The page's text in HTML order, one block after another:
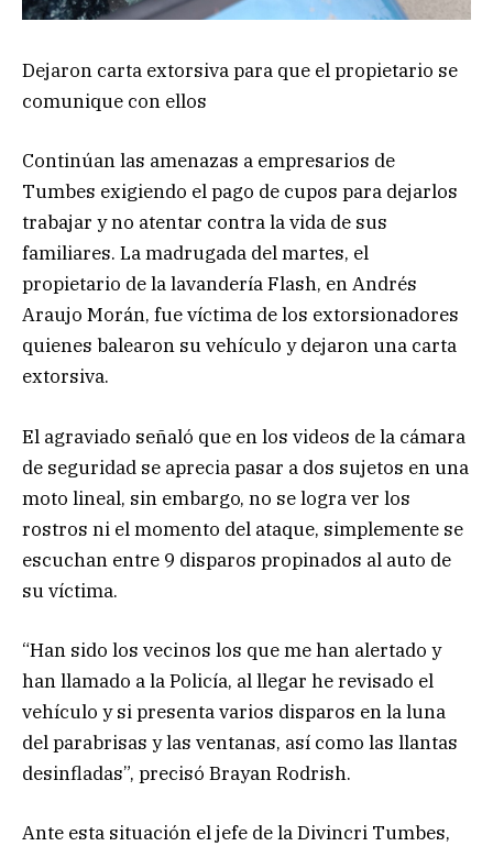
Dejaron carta extorsiva para que el propietario se
comunique con ellos
Continúan las amenazas a empresarios de
Tumbes exigiendo el pago de cupos para dejarlos
trabajar y no atentar contra la vida de sus
familiares. La madrugada del martes, el
propietario de la lavandería Flash, en Andrés
Araujo Morán, fue víctima de los extorsionadores
quienes balearon su vehículo y dejaron una carta
extorsiva.
El agraviado señaló que en los videos de la cámara
de seguridad se aprecia pasar a dos sujetos en una
moto lineal, sin embargo, no se logra ver los
rostros ni el momento del ataque, simplemente se
escuchan entre 9 disparos propinados al auto de
su víctima.
“Han sido los vecinos los que me han alertado y
han llamado a la Policía, al llegar he revisado el
vehículo y si presenta varios disparos en la luna
del parabrisas y las ventanas, así como las llantas
desinfladas”, precisó Brayan Rodrish.
Ante esta situación el jefe de la Divincri Tumbes,